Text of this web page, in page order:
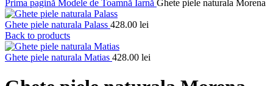
Prima pagină Modele de Toamnă Iarnă Ghete piele naturala Morena
Ghete piele naturala Palass 428.00 lei
Back to products
Ghete piele naturala Matias 428.00 lei